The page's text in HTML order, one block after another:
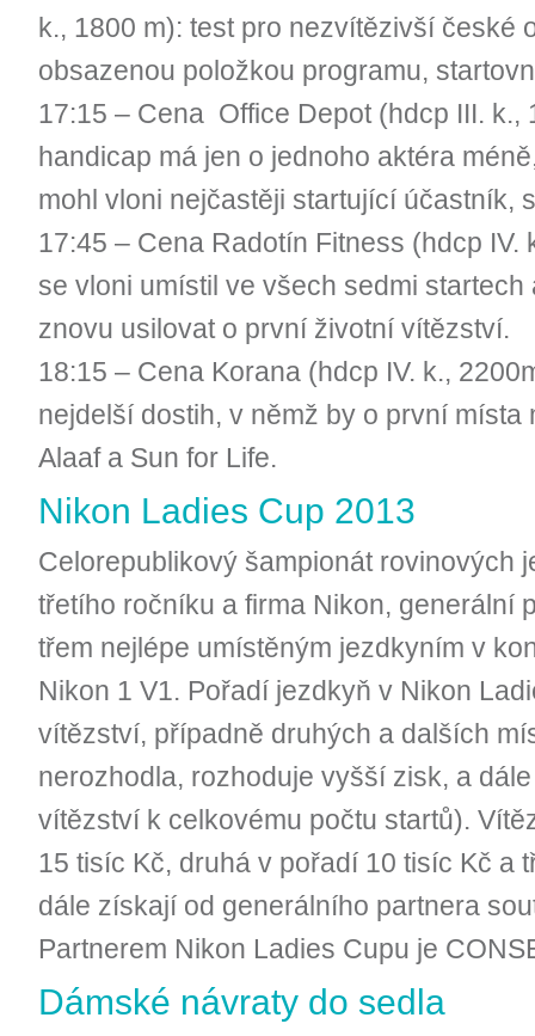
k., 1800 m): test pro nezvítězivší české
obsazenou položkou programu,
17:15 – Cena Office Depot (hdcp III. k.,
handicap má jen o jednoho aktéra
mohl vloni nejčastěji startující účastník,
17:45 – Cena Radotín Fitness (hdcp IV.
se vloni umístil ve všech sedmi
znovu usilovat o první životní vítězství.
18:15 – Cena Korana (hdcp IV. k.,
nejdelší dostih, v němž by o první místa
Alaaf a Sun for Life.
Nikon Ladies Cup 2013
Celorepublikový šampionát rovinových
třetího ročníku a firma Nikon, generální
třem nejlépe umístěným jezdkyním v
Nikon 1 V1. Pořadí jezdkyň v Nikon
vítězství, případně druhých a dalších
nerozhodla, rozhoduje vyšší zisk, a
vítězství k celkovému počtu startů).
15 tisíc Kč, druhá v pořadí 10 tisíc Kč a
dále získají od generálního partnera
Partnerem Nikon Ladies Cupu je
Dámské návraty do sedla